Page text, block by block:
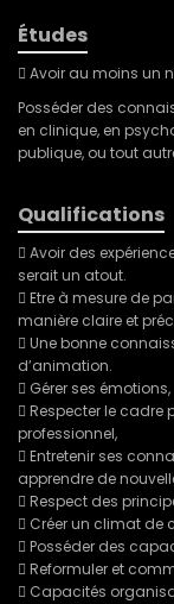
Études
 Avoir au moins un
Posséder des
en clinique, en
publique, ou tout
Qualifications
 Avoir des
serait un atout.
 Etre à mesure de
manière claire et
 Une bonne
d’animation.
 Gérer ses émotions,
 Respecter le cadre
professionnel,
 Entretenir ses
apprendre de
 Respect des
 Créer un climat de
 Posséder des
 Reformuler et
 Capacités